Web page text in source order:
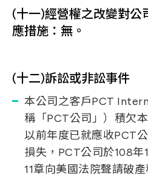
(十一)經營權之改變對公
應措施：無。
(十二)訴訟或非訟事件
本公司之客戶PCT
稱「PCT公司」）積欠
以前年度已就應收PCT
損失，PCT公司於108年
11章向美國法院聲請破